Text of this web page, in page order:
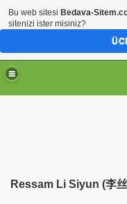
Ressam Li Siyun (李
Bu web sitesi Bedava-
sitenizi ister misiniz?